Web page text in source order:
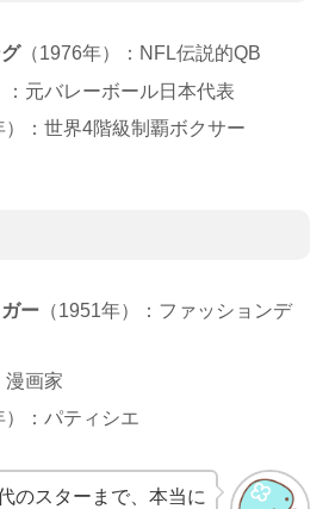
（1976年）：NFL伝説的QB
：元バレーボール日本代表
）：世界4階級制覇ボクサー
ー （1951年）：ファッションデ
漫画家
）：パティシエ
のスターまで、本当に